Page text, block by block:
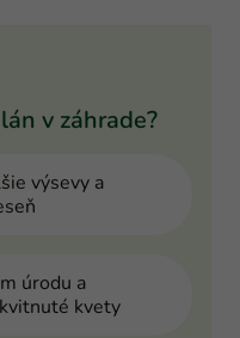
v záhrade?
výsevy a
úrodu a
kvety